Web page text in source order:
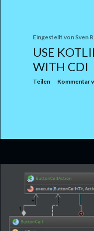
Eingestellt von Sven
USE
WITH CDI
Teilen Kommentar